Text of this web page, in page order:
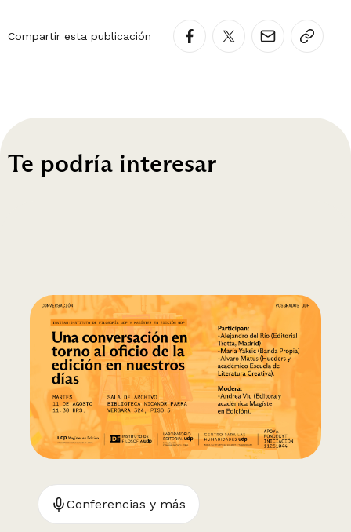
Compartir esta publicación
Te podría interesar
Conferencias y más